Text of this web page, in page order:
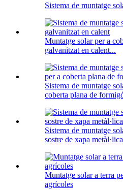
Sistema de muntatge
Muntatge solar per a
galvanitzat en calent...
Sistema de muntatge
coberta plana de
Sistema de muntatge
sostre de xapa metàl·lica
Muntatge solar a terra
agrícoles